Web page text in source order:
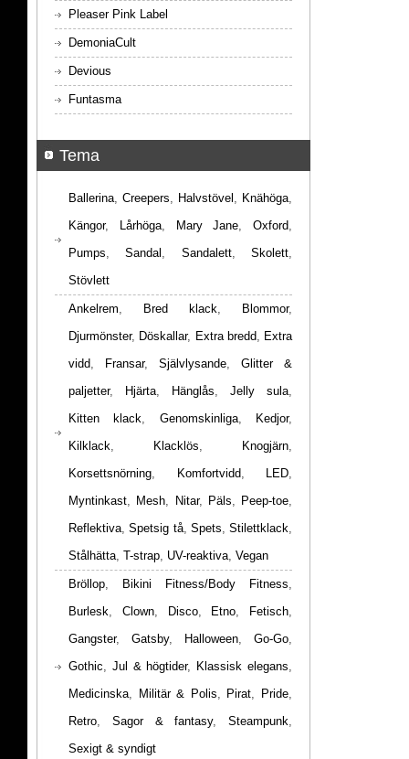
Pleaser Pink Label
DemoniaCult
Devious
Funtasma
Tema
Ballerina, Creepers, Halvstövel , Knähöga,
Kängor, Lårhöga, Mary Jane, Oxford,
Pumps,Sandal , Sandalett,Skolett,
Stövlett
Ankelrem, Bred klack, Blommor,
Djurmönster, Döskallar, Extra bredd, Extra
vidd, Fransar, Självlysande, Glitter &
paljetter, Hjärta, Hänglås, Jelly sula,
Kitten klack, Genomskinliga, Kedjor,
Kilklack, Klacklös, Knogjärn,
Korsettsnörning, Komfortvidd, LED,
Myntinkast, Mesh, Nitar, Päls, Peep-toe,
Reflektiva,Spetsig tå, Spets, Stilettklack,
Stålhätta, T-strap, UV-reaktiva, Vegan
Bröllop, Bikini Fitness/Body Fitness,
Burlesk, Clown, Disco, Etno, Fetisch,
Gangster, Gatsby, Halloween, Go-Go,
Gothic, Jul & högtider, Klassisk elegans,
Medicinska, Militär & Polis, Pirat, Pride,
Retro, Sagor & fantasy, Steampunk,
Sexigt & syndigt